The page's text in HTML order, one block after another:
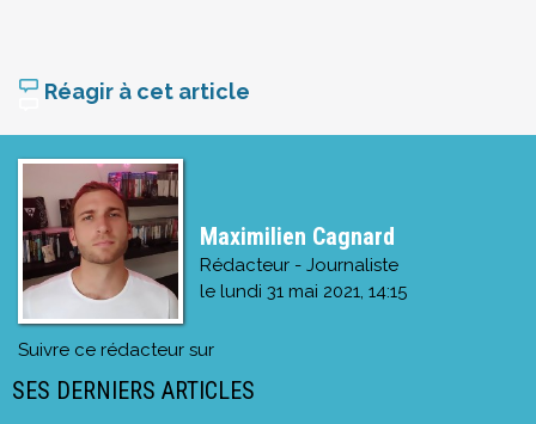
Réagir à cet article
Maximilien Cagnard
Rédacteur - Journaliste
le lundi 31 mai 2021, 14:15
Suivre ce rédacteur sur
SES DERNIERS ARTICLES